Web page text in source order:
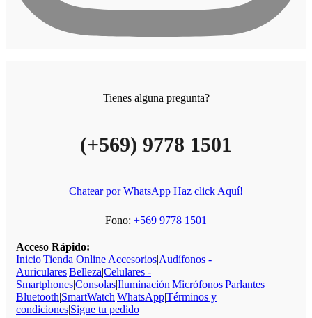
Tienes alguna pregunta?
(+569) 9778 1501
Chatear por WhatsApp Haz click Aquí!
Fono: +569 9778 1501
Acceso Rápido:
Inicio|Tienda Online|Accesorios|Audífonos -
Auriculares|Belleza|Celulares -
Smartphones|Consolas|Iluminación|Micrófonos|Parlantes
Bluetooth|SmartWatch|WhatsApp|Términos y
condiciones|Sigue tu pedido